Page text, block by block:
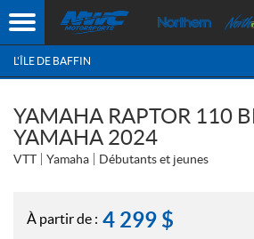
L'ÎLE DE BAFFIN
YAMAHA RAPTOR 110
YAMAHA 2024
VTT Yamaha Débutants et jeunes
À partir de : 4 299 $